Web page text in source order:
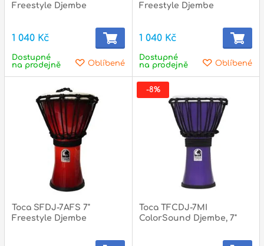
Freestyle Djembe
1 040 Kč
Oblíbené
Dostupné
na prodejně
Freestyle Djembe
1 040 Kč
Oblíbené
Dostupné
na prodejně
Toca SFDJ-7AFS 7"
Freestyle Djembe
Toca TFCDJ-7MI
ColorSound Djembe, 7"
-8%